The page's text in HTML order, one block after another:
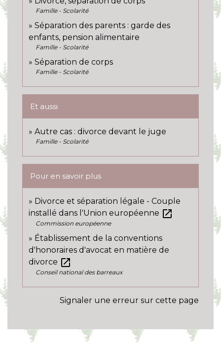
Famille - Scolarité
Séparation des parents : garde des
enfants, pension alimentaire
Famille - Scolarité
Séparation de corps
Famille - Scolarité
Et aussi
Autre cas : divorce devant le juge
Famille - Scolarité
Pour en savoir plus
Divorce et séparation légale - Couple
installé dans l'Union européenne open_in_new
Commission européenne
Établissement de la conventions
d'honoraires d'avocat en matière de
divorce open_in_new
Conseil national des barreaux
Signaler une erreur sur cette page